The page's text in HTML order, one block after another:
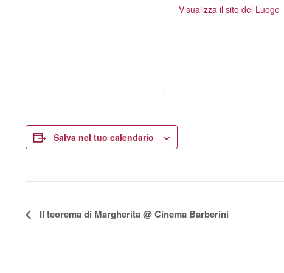
Visualizza il sito del Luogo
Salva nel tuo calendario
E
Il teorema di Margherita @ Cinema Barberini